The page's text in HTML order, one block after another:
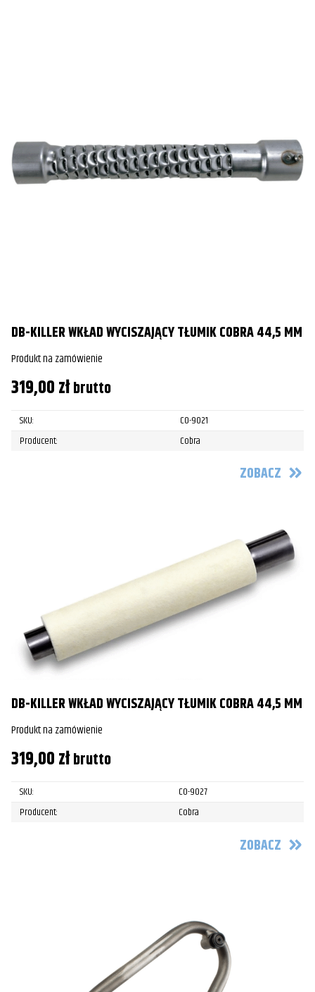
DB-KILLER WKŁAD WYCISZAJĄCY TŁUMIK COBRA 44,5 MM
Produkt na zamówienie
319,00złbrutto
SKU:
CO-9021
Producent:
Cobra
ZOBACZ
DB-KILLER WKŁAD WYCISZAJĄCY TŁUMIK COBRA 44,5 MM
Produkt na zamówienie
319,00złbrutto
SKU:
CO-9027
Producent:
Cobra
ZOBACZ